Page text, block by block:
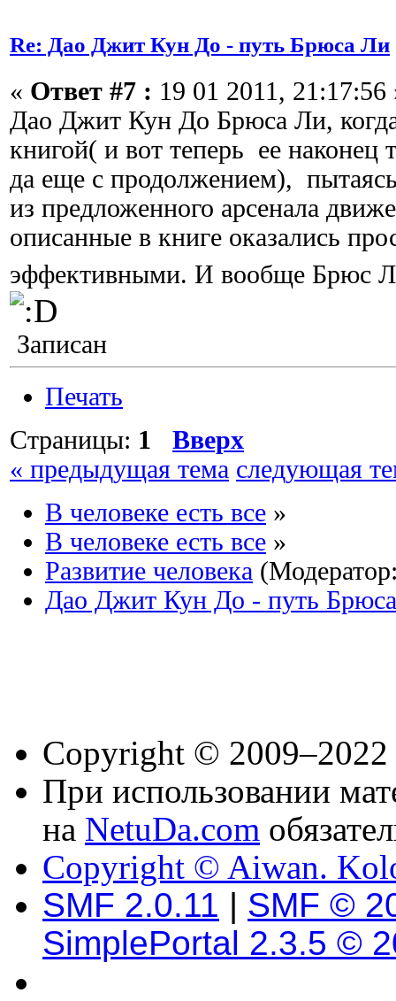
Re: Дао Джит Кун До - путь Брюса Ли
« Ответ #7 : 19 01 2011, 21:17:56
Дао Джит Кун До Брюса Ли, когда
книгой( и вот теперь ее наконец
да еще с продолжением), пытаясь
из предложенного арсенала
описанные в книге оказались
эффективными. И вообще Брюс
Записан
Печать
Страницы: 1
Вверх
« предыдущая тема следующая
В человеке есть все »
В человеке есть все »
Развитие человека
Дао Джит Кун До - путь
Copyright © 2009–2022
При использовании
на NetuDa.com
Copyright © Aiwan.
SMF 2.0.11 | SMF ©
SimplePortal 2.3.5 ©